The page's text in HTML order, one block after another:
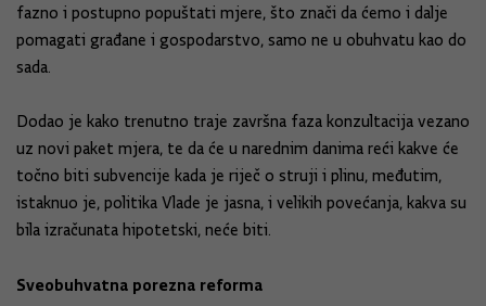
fazno i postupno popuštati mjere, što znači da ćemo i dalje
pomagati građane i gospodarstvo, samo ne u obuhvatu kao do
sada.
Dodao je kako trenutno traje završna faza konzultacija vezano
uz novi paket mjera, te da će u narednim danima reći kakve će
točno biti subvencije kada je riječ o struji i plinu, međutim,
istaknuo je, politika Vlade je jasna, i velikih povećanja, kakva su
bila izračunata hipotetski, neće biti.
Sveobuhvatna porezna reforma